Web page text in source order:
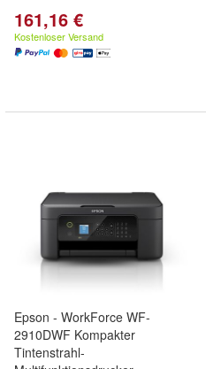
161,16 €
Kostenloser Versand
Epson - WorkForce WF-
2910DWF Kompakter
Tintenstrahl-